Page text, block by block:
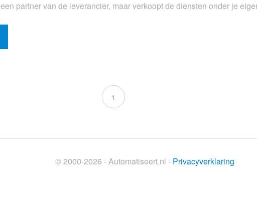
partner van de leverancier, maar verkoopt de diensten onder je
1
© 2000-2026 - Automatiseert.nl - Privacyverklaring